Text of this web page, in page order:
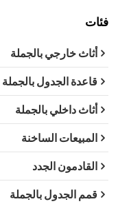
فئات
أثاث خارجي بالجملة
قاعدة الجدول بالجملة
أثاث داخلي بالجملة
المبيعات الساخنة
القادمون الجدد
قمم الجدول بالجملة